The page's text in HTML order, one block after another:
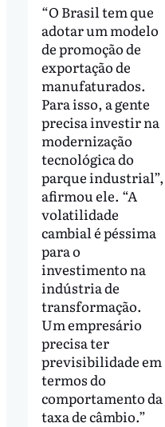
“O Brasil tem que
adotar um modelo
de promoção de
exportação de
manufaturados.
Para isso, a gente
precisa investir na
modernização
tecnológica do
parque industrial”,
afirmou ele. “A
volatilidade
cambial é péssima
para o
investimento na
indústria de
transformação.
Um empresário
precisa ter
previsibilidade em
termos do
comportamento da
taxa de câmbio.”